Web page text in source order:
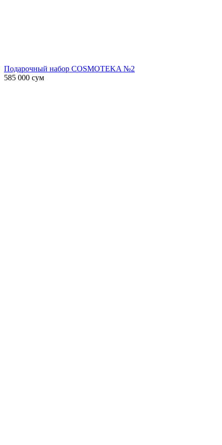
Подарочный набор COSMOTEKA №2
585 000 сум